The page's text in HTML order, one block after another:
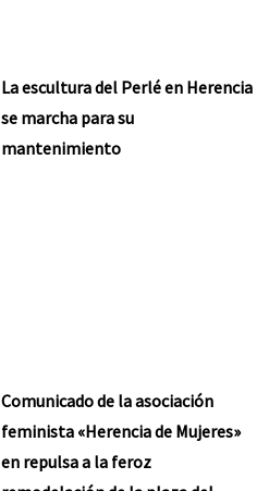
La escultura del Perlé en Herencia
se marcha para su
mantenimiento
Comunicado de la asociación
feminista «Herencia de Mujeres»
en repulsa a la feroz